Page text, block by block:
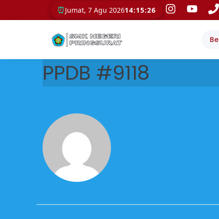
⏰ Jumat, 7 Agu 202614:15:26
PPDB #9118